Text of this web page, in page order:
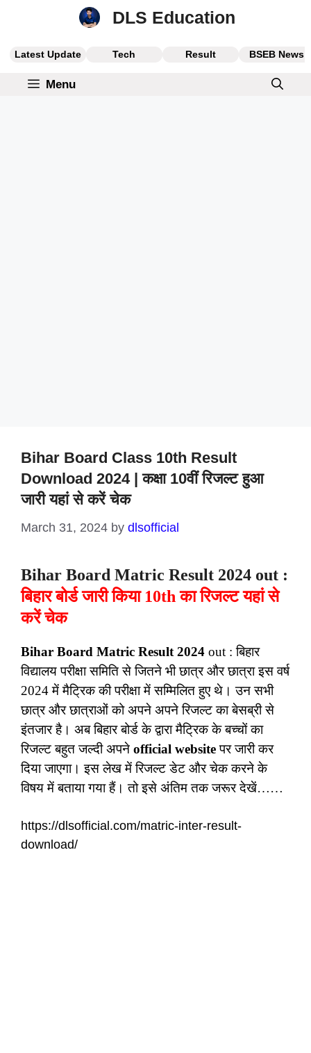
DLS Education
Latest Update Tech Result BSEB News
Menu
Bihar Board Class 10th Result
Download 2024 | कक्षा 10वीं रिजल्ट हुआ
जारी यहां से करें चेक
March 31, 2024 by dlsofficial
Bihar Board Matric Result 2024 out :
बिहार बोर्ड जारी किया 10th का रिजल्ट यहां से
करें चेक
Bihar Board Matric Result 2024 out : बिहार
विद्यालय परीक्षा समिति से जितने भी छात्र और छात्रा इस वर्ष
2024 में मैट्रिक की परीक्षा में सम्मिलित हुए थे। उन सभी
छात्र और छात्राओं को अपने अपने रिजल्ट का बेसब्री से
इंतजार है। अब बिहार बोर्ड के द्वारा मैट्रिक के बच्चों का
रिजल्ट बहुत जल्दी अपने official websiteपर जारी कर
दिया जाएगा। इस लेख में रिजल्ट डेट और चेक करने के
विषय में बताया गया हैं। तो इसे अंतिम तक जरूर देखें……
https://dlsofficial.com/matric-inter-result-
download/